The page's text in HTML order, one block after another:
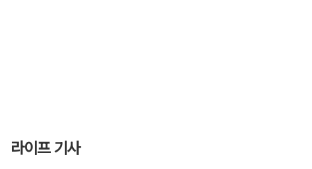
라이프 기사